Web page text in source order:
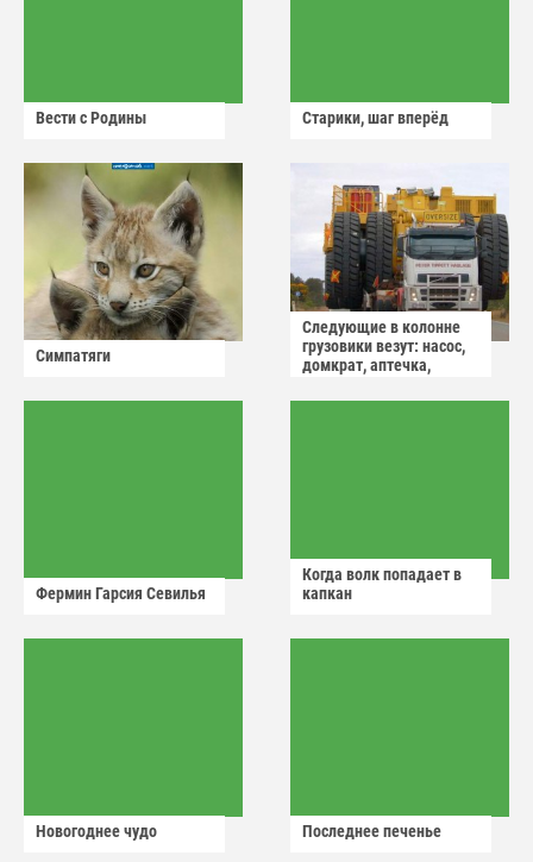
Вести с Родины Старики, шаг вперёд
Симпатяги
Следующие в колонне
грузовики везут: насос,
домкрат, аптечка,
Фермин Гарсия Севилья
Когда волк попадает в
капкан
Новогоднее чудо Последнее печенье